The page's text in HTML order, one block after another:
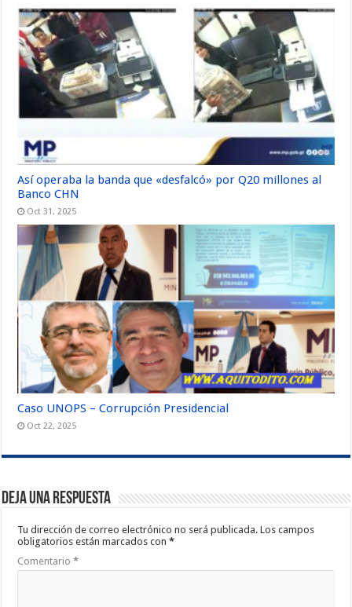
Así operaba la banda que «desfalcó» por Q20 millones al
Banco CHN
Oct 31, 2025
Caso UNOPS – Corrupción Presidencial
Oct 22, 2025
Deja una respuesta
Tu dirección de correo electrónico no será publicada. Los campos
obligatorios están marcados con*
Comentario*